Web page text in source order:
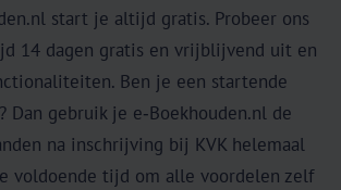
start je altijd gratis. Probeer ons
14 dagen gratis en vrijblijvend uit en
Ben je een startende
Dan gebruik je e‑Boekhouden.nl de
na inschrijving bij KVK helemaal
voldoende tijd om alle voordelen zelf